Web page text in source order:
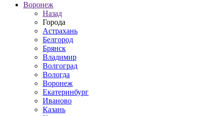
Воронеж
Назад
Города
Астрахань
Белгород
Брянск
Владимир
Волгоград
Вологда
Воронеж
Екатеринбург
Иваново
Казань